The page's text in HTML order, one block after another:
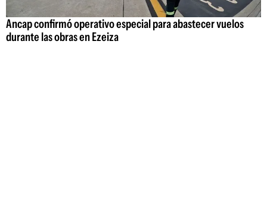
Ancap confirmó operativo especial para abastecer vuelos
durante las obras en Ezeiza